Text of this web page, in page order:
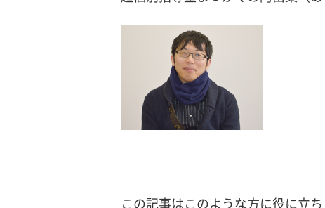
この記事はこのような方に役に立ち